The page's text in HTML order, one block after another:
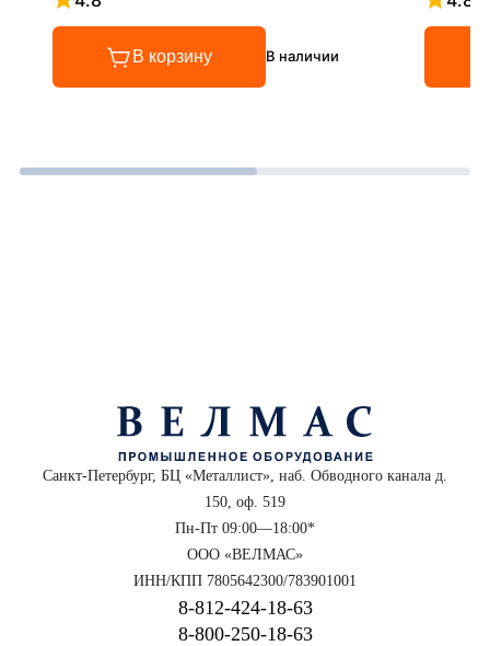
Рейтинг 4.8 из 5
В корзину В наличии
Санкт-Петербург, БЦ «Металлист», наб. Обводного канала д.
150, оф. 519
Пн-Пт 09:00—18:00*
ООО «ВЕЛМАС»
ИНН/КПП 7805642300/783901001
8‑812‑424‑18‑63
8‑800‑250‑18‑63